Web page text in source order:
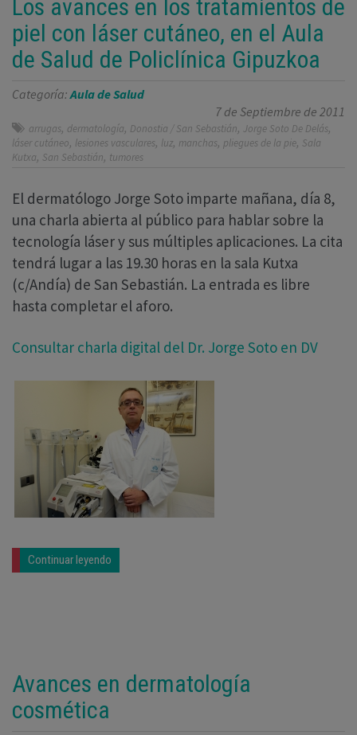
Los avances en los tratamientos de
piel con láser cutáneo, en el Aula
de Salud de Policlínica Gipuzkoa
Categoría: Aula de Salud
7 de Septiembre de 2011
arrugas, dermatología, Donostia / San Sebastián, Jorge Soto De Delás,
láser cutáneo, lesiones vasculares, luz, manchas, pliegues de la pie, Sala
Kutxa, San Sebastián, tumores
El dermatólogo Jorge Soto imparte mañana, día 8,
una charla abierta al público para hablar sobre la
tecnología láser y sus múltiples aplicaciones. La cita
tendrá lugar a las 19.30 horas en la sala Kutxa
(c/Andía) de San Sebastián. La entrada es libre
hasta completar el aforo.
Consultar charla digital del Dr. Jorge Soto en DV
Continuar leyendo
Avances en dermatología
cosmética